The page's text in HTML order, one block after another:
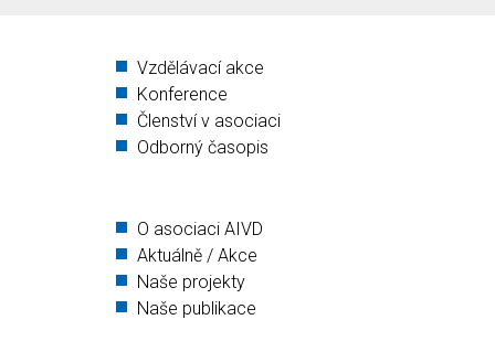
Vzdělávací akce
Konference
Členství v asociaci
Odborný časopis
O asociaci AIVD
Aktuálně / Akce
Naše projekty
Naše publikace